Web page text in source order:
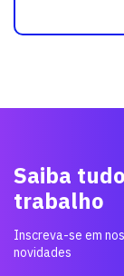
Saiba
trabalho
Inscreva-se em
novidades